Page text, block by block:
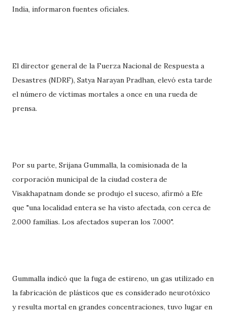
India, informaron fuentes oficiales.
El director general de la Fuerza Nacional de Respuesta a
Desastres (NDRF), Satya Narayan Pradhan, elevó esta tarde
el número de víctimas mortales a once en una rueda de
prensa.
Por su parte, Srijana Gummalla, la comisionada de la
corporación municipal de la ciudad costera de
Visakhapatnam donde se produjo el suceso, afirmó a Efe
que "una localidad entera se ha visto afectada, con cerca de
2.000 familias. Los afectados superan los 7.000".
Gummalla indicó que la fuga de estireno, un gas utilizado en
la fabricación de plásticos que es considerado neurotóxico
y resulta mortal en grandes concentraciones, tuvo lugar en